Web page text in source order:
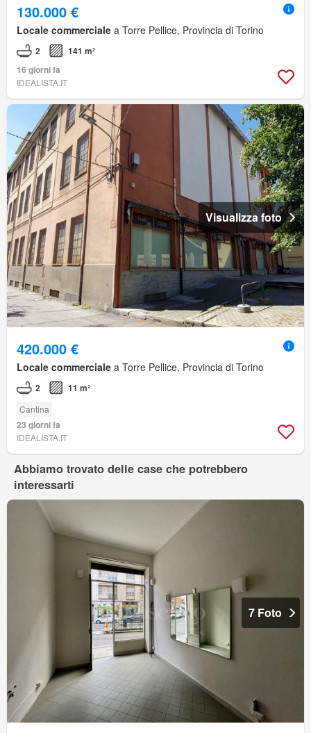
130.000 €
Locale commerciale a Torre Pellice, Provincia di Torino
2
141 m²
16 giorni fa
IDEALISTA.IT
Visualizza foto
420.000 €
Locale commerciale a Torre Pellice, Provincia di Torino
2 11 m²
Cantina
23 giorni fa
IDEALISTA.IT
Abbiamo trovato delle case che potrebbero
interessarti
7 Foto